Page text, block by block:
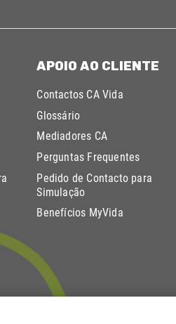
APOIO AO CLIENTE
Contactos CA Vida
Glossário
Mediadores CA
Perguntas Frequentes
Pedido de Contacto para
Simulação
Benefícios MyVida